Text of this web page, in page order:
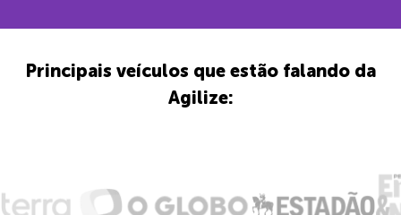
Principais veículos que estão falando da
Agilize: